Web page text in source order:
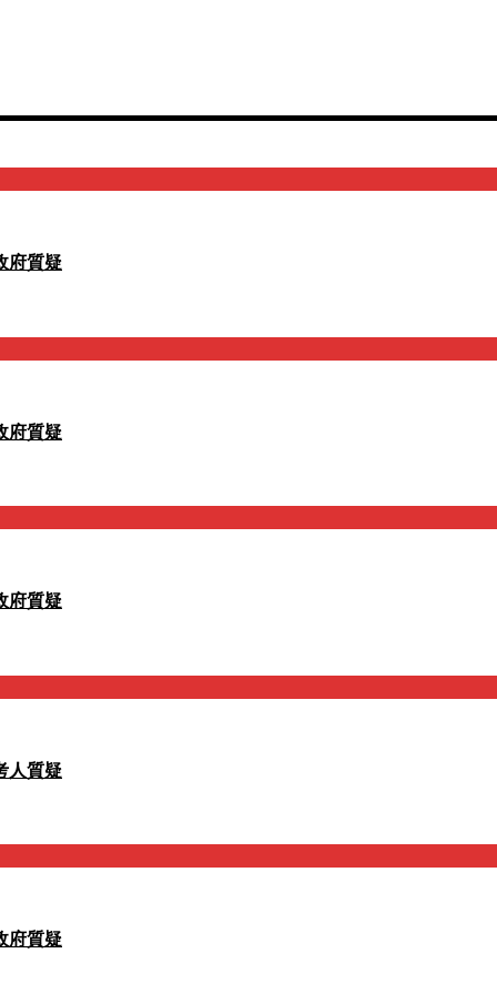
府質疑
府質疑
府質疑
人質疑
府質疑